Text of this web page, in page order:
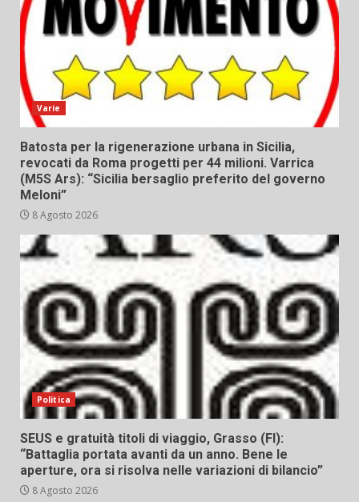
Varie
Batosta per la rigenerazione urbana in Sicilia,
revocati da Roma progetti per 44 milioni. Varrica
(M5S Ars): “Sicilia bersaglio preferito del governo
Meloni”
8 Agosto 2026
Politica
SEUS e gratuità titoli di viaggio, Grasso (FI):
“Battaglia portata avanti da un anno. Bene le
aperture, ora si risolva nelle variazioni di bilancio”
8 Agosto 2026